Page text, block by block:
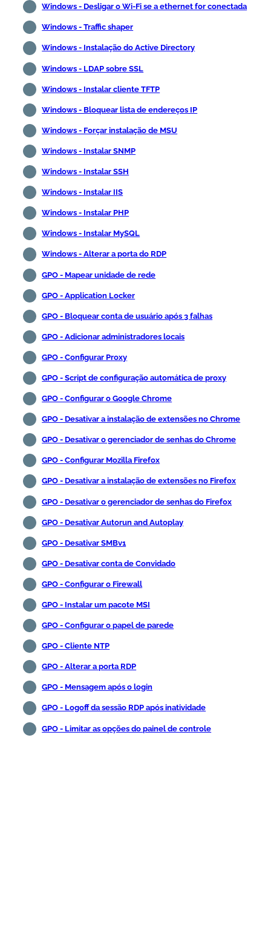
Windows - Desligar o Wi-Fi se a ethernet for conectada
Windows - Traffic shaper
Windows - Instalação do Active Directory
Windows - LDAP sobre SSL
Windows - Instalar cliente TFTP
Windows - Bloquear lista de endereços IP
Windows - Forçar instalação de MSU
Windows - Instalar SNMP
Windows - Instalar SSH
Windows - Instalar IIS
Windows - Instalar PHP
Windows - Instalar MySQL
Windows - Alterar a porta do RDP
GPO - Mapear unidade de rede
GPO - Application Locker
GPO - Bloquear conta de usuário após 3 falhas
GPO - Adicionar administradores locais
GPO - Configurar Proxy
GPO - Script de configuração automática de proxy
GPO - Configurar o Google Chrome
GPO - Desativar a instalação de extensões no Chrome
GPO - Desativar o gerenciador de senhas do Chrome
GPO - Configurar Mozilla Firefox
GPO - Desativar a instalação de extensões no Firefox
GPO - Desativar o gerenciador de senhas do Firefox
GPO - Desativar Autorun and Autoplay
GPO - Desativar SMBv1
GPO - Desativar conta de Convidado
GPO - Configurar o Firewall
GPO - Instalar um pacote MSI
GPO - Configurar o papel de parede
GPO - Cliente NTP
GPO - Alterar a porta RDP
GPO - Mensagem após o login
GPO - Logoff da sessão RDP após inatividade
GPO - Limitar as opções do painel de controle